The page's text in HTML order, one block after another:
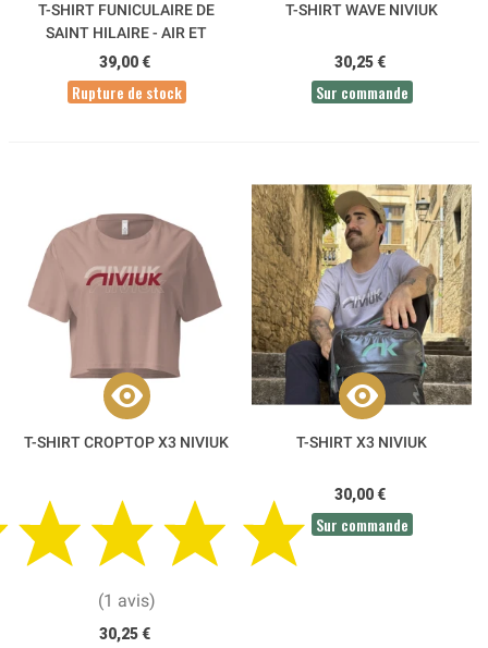
T-SHIRT FUNICULAIRE DE
SAINT HILAIRE - AIR ET
AVENTURE
39,00 €
Rupture de stock
T-SHIRT WAVE NIVIUK
30,25 €
Sur commande
T-SHIRT CROPTOP X3 NIVIUK
(1 avis)
30,25 €
T-SHIRT X3 NIVIUK
30,00 €
Sur commande